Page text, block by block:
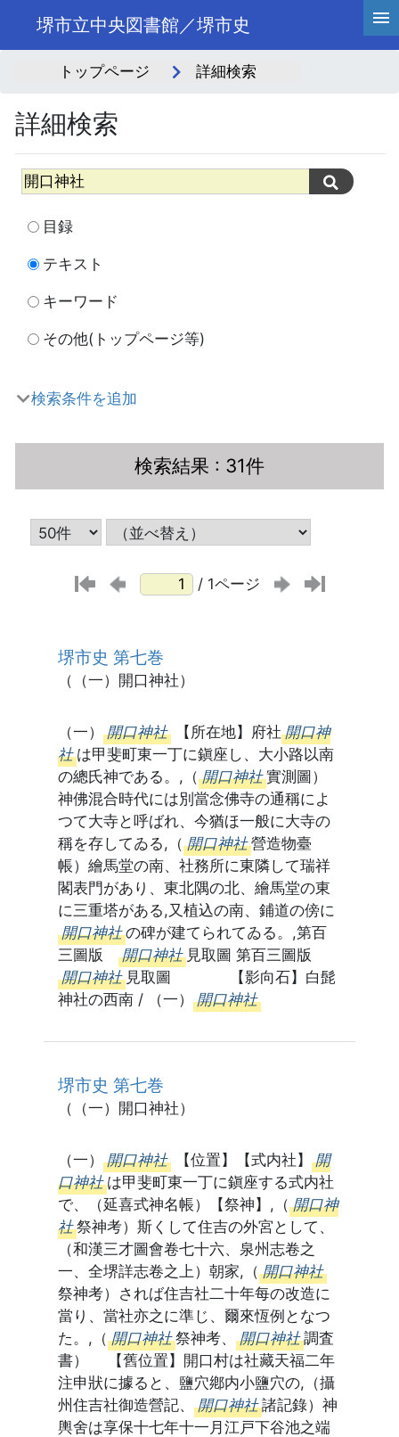
堺市立中央図書館／堺市史
トップページ 詳細検索
詳細検索
目録
テキスト
キーワード
その他(トップページ等)
検索条件を追加
検索結果 : 31件
/ 1ページ
堺市史 第七巻
（（一）開口神社）
（一） 開口神社 【所在地】府社 開口神
社 は甲斐町東一丁に鎭座し、大小路以南
の總氏神である。,（ 開口神社 實測圖）
神佛混合時代には別當念佛寺の通稱によ
つて大寺と呼ばれ、今猶ほ一般に大寺の
稱を存してゐる,（ 開口神社 營造物臺
帳）繪馬堂の南、社務所に東隣して瑞祥
閣表門があり、東北隅の北、繪馬堂の東
に三重塔がある,又植込の南、鋪道の傍に
開口神社 の碑が建てられてゐる。,第百
三圖版 開口神社 見取圖 第百三圖版
開口神社 見取圖 【影向石】白髭
神社の西南 / （一） 開口神社
堺市史 第七巻
（（一）開口神社）
（一） 開口神社 【位置】【式内社】 開
口神社 は甲斐町東一丁に鎭座する式内社
で、（延喜式神名帳）【祭神】,（ 開口神
社 祭神考）斯くして住吉の外宮として、
（和漢三才圖會卷七十六、泉州志卷之
一、全堺詳志卷之上）朝家,（ 開口神社
祭神考）されば住吉社二十年每の改造に
當り、當社亦之に準じ、爾來恆例となつ
た。,（ 開口神社 祭神考、 開口神社 調査
書） 【舊位置】開口村は社藏天福二年
注申狀に據ると、鹽穴鄕内小鹽穴の,（攝
州住吉社御造營記、 開口神社 諸記錄）神
輿舍は享保十七年十一月江戸下谷池之端